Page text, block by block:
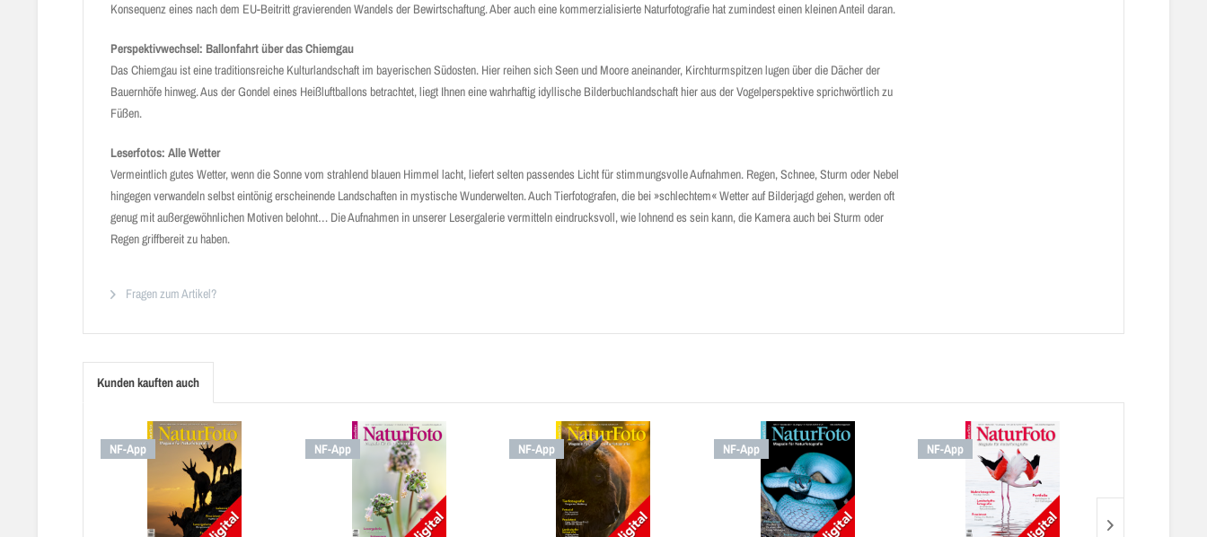
Konsequenz eines nach dem EU-Beitritt gravierenden Wandels der Bewirtschaftung. Aber auch eine kommerzialisierte Naturfotografie hat zumindest einen kleinen Anteil daran.
Perspektivwechsel: Ballonfahrt über das Chiemgau
Das Chiemgau ist eine traditionsreiche Kulturlandschaft im bayerischen Südosten. Hier reihen sich Seen und Moore aneinander, Kirchturmspitzen lugen über die Dächer der
Bauernhöfe hinweg. Aus der Gondel eines Heißluftballons betrachtet, liegt Ihnen eine wahrhaftig idyllische Bilderbuchlandschaft hier aus der Vogelperspektive sprichwörtlich zu
Füßen.
Leserfotos: Alle Wetter
Vermeintlich gutes Wetter, wenn die Sonne vom strahlend blauen Himmel lacht, liefert selten passendes Licht für stimmungsvolle Aufnahmen. Regen, Schnee, Sturm oder Nebel
hingegen verwandeln selbst eintönig erscheinende Landschaften in mystische Wunderwelten. Auch Tierfotografen, die bei »schlechtem« Wetter auf Bilderjagd gehen, werden oft
genug mit außergewöhnlichen Motiven belohnt… Die Aufnahmen in unserer Lesergalerie vermitteln eindrucksvoll, wie lohnend es sein kann, die Kamera auch bei Sturm oder
Regen griffbereit zu haben.
Fragen zum Artikel?
Kunden kauften auch
NF-App NF-App NF-App NF-App NF-App